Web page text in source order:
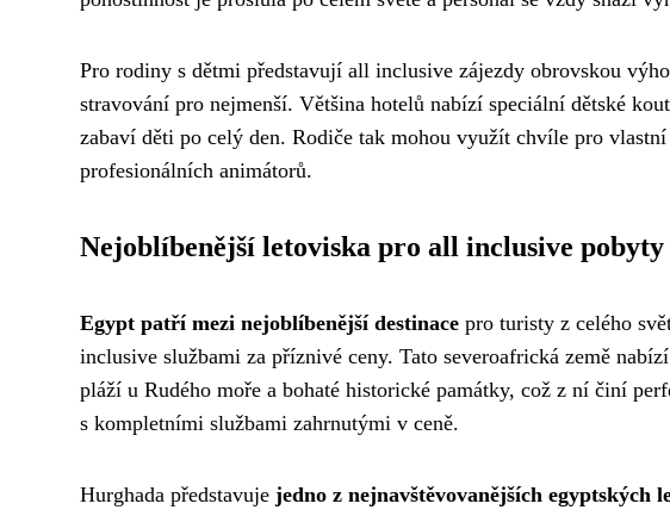
Pro rodiny s dětmi představují all inclusive zájezdy obrovskou
stravování pro nejmenší. Většina hotelů nabízí speciální dětské
zabaví děti po celý den. Rodiče tak mohou využít chvíle pro
profesionálních animátorů.
Nejoblíbenější letoviska pro all inclusive pobyty
Egypt patří mezi nejoblíbenější destinace pro turisty z celého
inclusive službami za příznivé ceny. Tato severoafrická země
pláží u Rudého moře a bohaté historické památky, což z ní činí
s kompletními službami zahrnutými v ceně.
Hurghada představuje jedno z nejnavštěvovanějších egyptských